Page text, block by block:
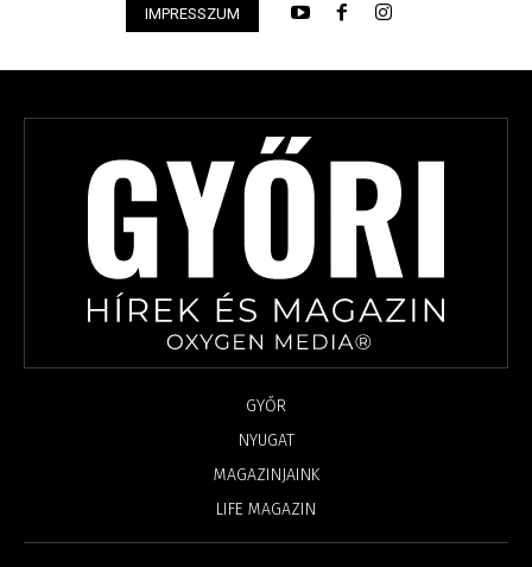
IMPRESSZUM
GYŐR
NYUGAT
MAGAZINJAINK
LIFE MAGAZIN